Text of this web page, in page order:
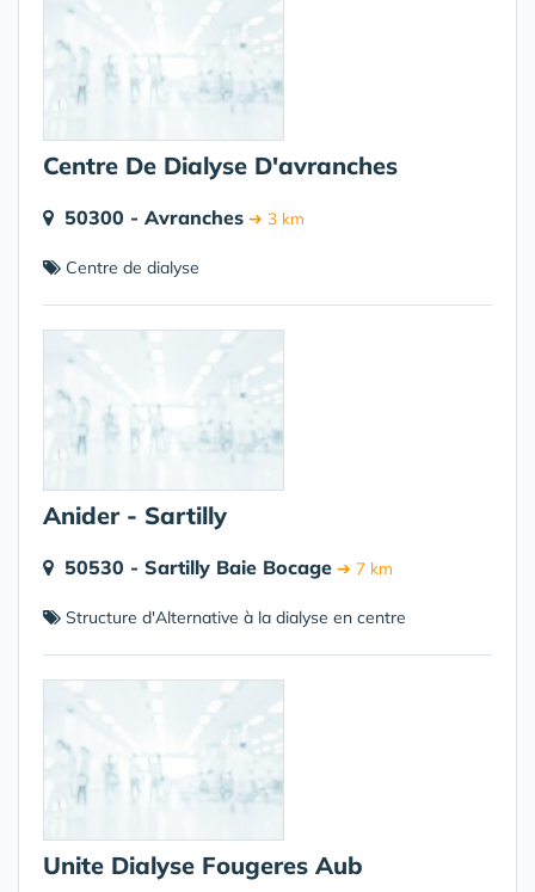
Centre De Dialyse D'avranches
50300 - Avranches ➔ 3 km
Centre de dialyse
Anider - Sartilly
50530 - Sartilly Baie Bocage ➔ 7 km
Structure d'Alternative à la dialyse en centre
Unite Dialyse Fougeres Aub